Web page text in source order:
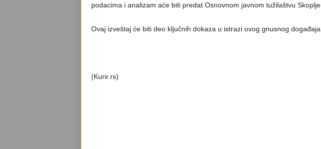
podacima i analizam aće biti predat Osnovnom javnom tužilaštvu Skoplje.
Ovaj izveštaj će biti deo ključnih dokaza u istrazi ovog gnusnog događaja.
(Kurir.rs)